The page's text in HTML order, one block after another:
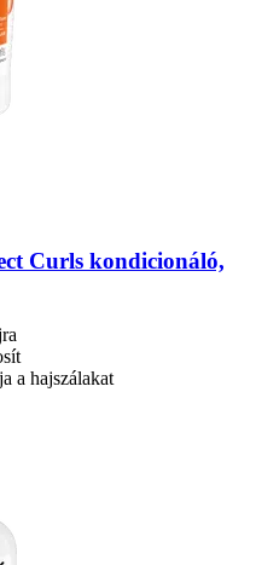
Curls kondicionáló,
a hajszálakat